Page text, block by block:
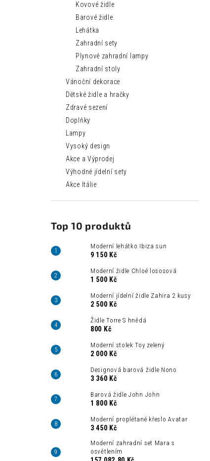
Kovové židle
Barové židle
Lehátka
Zahradní sety
Plynové zahradní lampy
Zahradní stoly
Vánoční dekorace
Dětské židle a hračky
Zdravé sezení
Doplňky
Lampy
Vysoký design
Akce a Výprodej
Výhodné jídelní sety
Akce Itálie
Top 10 produktů
Moderní lehátko Ibiza sun
9 150 Kč
Moderní židle Chloé lososová
1 500 Kč
Moderní jídelní židle Zahira 2 kusy
2 500 Kč
Židle Torre S hnědá
800 Kč
Moderní stolek Toy zelený
2 000 Kč
Designová barová židle Nono
3 360 Kč
Barová židle John John
1 800 Kč
Moderní proplétané křeslo Avatar
3 450 Kč
Moderní zahradní set Mara s
osvětlením